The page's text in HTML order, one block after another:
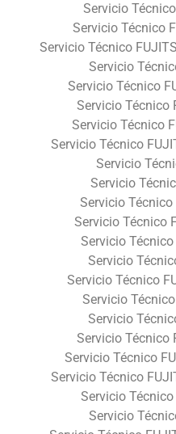
Servicio
Servicio Técnico
Servicio Técnico
Servicio
Servicio Técnico
Servicio Técnico
Servicio Técnico
Servicio Técnico
Servicio
Servicio
Servicio
Servicio Técnico
Servicio
Servicio
Servicio Técnico
Servicio
Servicio
Servicio Técnico
Servicio Técnico
Servicio Técnico
Servicio
Servicio